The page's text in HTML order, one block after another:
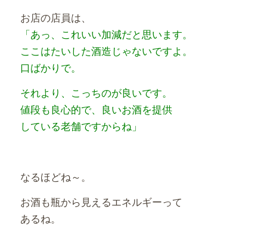
お店の店員は、
「あっ、これいい加減だと思います。
ここはたいした酒造じゃないですよ。
口ばかりで。
それより、こっちのが良いです。
値段も良心的で、良いお酒を提供
している老舗ですからね」
なるほどね～。
お酒も瓶から見えるエネルギーって
あるね。